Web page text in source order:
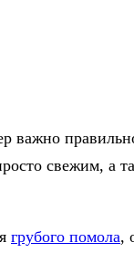
важно
свежим, а
грубого помола,